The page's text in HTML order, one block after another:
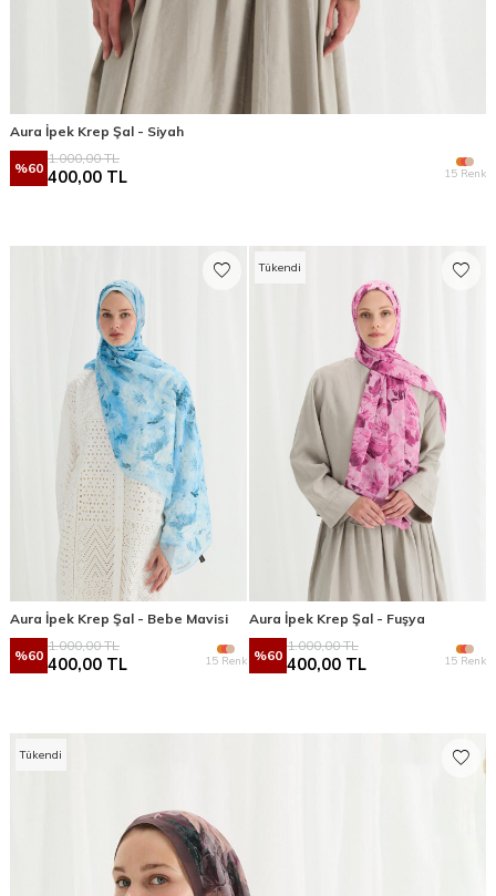
Aura İpek Krep Şal - Siyah
%60
1.000,00TL
400,00 TL 15 Renk
Aura İpek Krep Şal - Bebe Mavisi
%60
1.000,00TL
400,00 TL 15 Renk
Tükendi
Aura İpek Krep Şal - Fuşya
%60
1.000,00TL
400,00 TL 15 Renk
Tükendi